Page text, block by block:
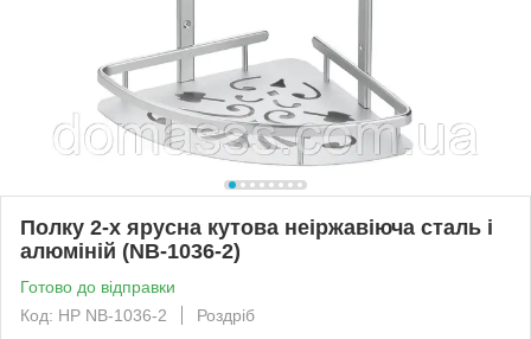
Полку 2-х ярусна кутова неіржавіюча сталь і
алюміній (NB-1036-2)
Готово до відправки
Код: HP NB-1036-2
Роздріб